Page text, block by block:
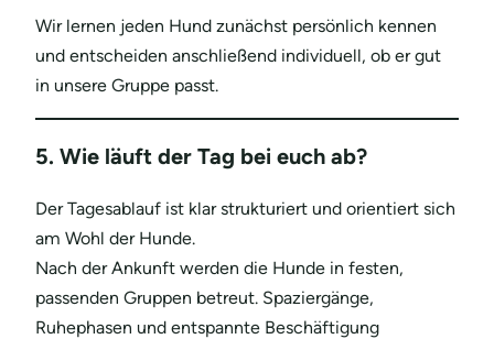
Wir lernen jeden Hund zunächst persönlich kennen
und entscheiden anschließend individuell, ob er gut
in unsere Gruppe passt.
5. Wie läuft der Tag bei euch ab?
Der Tagesablauf ist klar strukturiert und orientiert sich
am Wohl der Hunde.
Nach der Ankunft werden die Hunde in festen,
passenden Gruppen betreut. Spaziergänge,
Ruhephasen und entspannte Beschäftigung